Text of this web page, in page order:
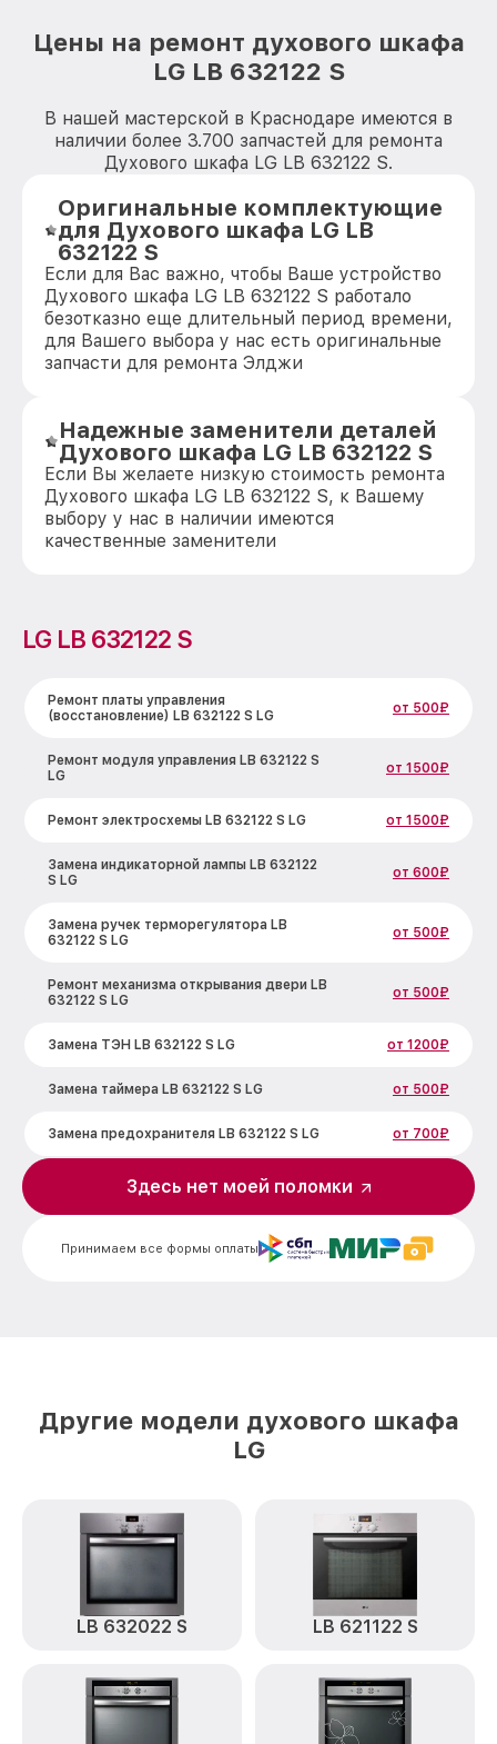
Цены на ремонт духового шкафа
LG LB 632122 S
В нашей мастерской в Краснодаре имеются в
наличии более 3.700 запчастей для ремонта
Духового шкафа LG LB 632122 S.
Оригинальные комплектующие
для Духового шкафа LG LB
632122 S
Если для Вас важно, чтобы Ваше устройство
Духового шкафа LG LB 632122 S работало
безотказно еще длительный период времени,
для Вашего выбора у нас есть оригинальные
запчасти для ремонта Элджи
Надежные заменители деталей
Духового шкафа LG LB 632122 S
Если Вы желаете низкую стоимость ремонта
Духового шкафа LG LB 632122 S, к Вашему
выбору у нас в наличии имеются
качественные заменители
LG LB 632122 S
Ремонт платы управления
(восстановление) LB 632122 S LG
от 500₽
Ремонт модуля управления LB 632122 S
LG
от 1500₽
Ремонт электросхемы LB 632122 S LG от 1500₽
Замена индикаторной лампы LB 632122
S LG
от 600₽
Замена ручек терморегулятора LB
632122 S LG
от 500₽
Ремонт механизма открывания двери LB
632122 S LG
от 500₽
Замена ТЭН LB 632122 S LG от 1200₽
Замена таймера LB 632122 S LG от 500₽
Замена предохранителя LB 632122 S LG от 700₽
Замена шнура питания LB 632122 S LG
Замена панели управления LB 632122 S
Принимаем все формы оплаты
Здесь нет моей поломки
Другие модели духового шкафа
LG
LB 632022 S LB 621122 S